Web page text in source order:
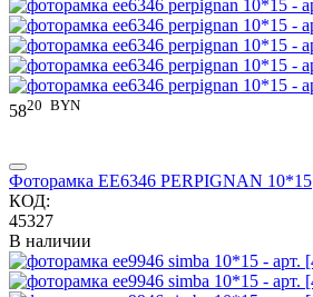
5820 BYN
Фоторамка EE6346 PERPIGNAN 10*15
КОД:
45327
В наличии